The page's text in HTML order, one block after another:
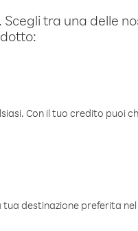
tra una delle
Con il tuo credito puoi
destinazione preferita